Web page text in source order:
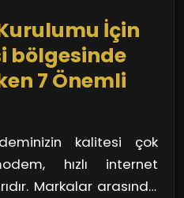
için bu adımları
İçin
bölgesinde
7 Önemli
kalitesi çok
hızlı internet
Markalar arasında